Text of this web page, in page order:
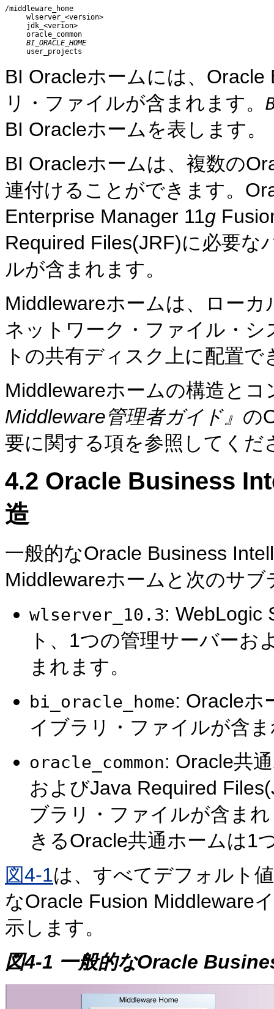
/middleware_home
     wlserver_<version>
     jdk_<verion>
     oracle_common
BI_ORACLE_HOME
BI Oracleホームには、
リ・ファイルが含まれます。
BI Oracleホームを表します。
BI Oracleホームは、複数の
連付けることができます。
Enterprise Manager 11g
Required Files(JRF)に必要
ルが含まれます。
Middlewareホームは、ロー
ネットワーク・ファイル・
トの共有ディスク上に配置で
Middlewareホームの構造と
Middleware管理者ガイド』 の
要に関する項を参照してくだ
4.2 Oracle Business
造
一般的なOracle Business
Middlewareホームと次のサ
wlserver_10.3: WebLogic
ト、1つの管理サーバーお
まれます。
bi_oracle_home: Oracleホ
イブラリ・ファイルが含
oracle_common: Oracle共
およびJava Required
ブラリ・ファイルが含ま
きるOracle共通ホームは1
図4-1は、すべてデフォルト
なOracle Fusion Middleware
示します。
図4-1 一般的なOracle